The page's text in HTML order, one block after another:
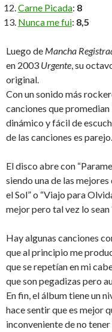
Carne Picada: 8
Nunca me fui: 8,5
Luego de Mancha
en 2003 Urgente, su
original.
Con un sonido más
canciones que
dinámico y fácil de
de las canciones es parejo.
El disco abre con
siendo una de las
el Sol” o “Viajo para
mejor pero tal vez lo sean
Hay algunas canciones
que al principio me
que se repetían en mi
que son pegadizas pero
En fin, el álbum tiene un
hace sentir que es mejor
inconveniente de no